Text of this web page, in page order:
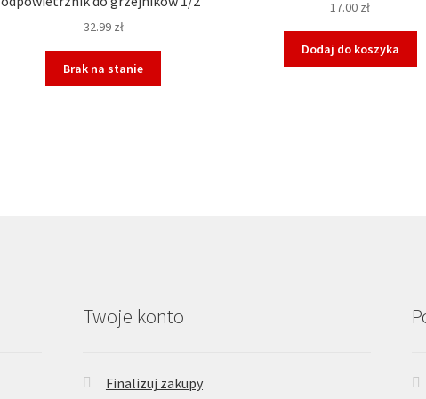
32.99 zł
Brak na stanie
17.00 zł
Dodaj do koszyka
Twoje konto
Finalizuj zakupy